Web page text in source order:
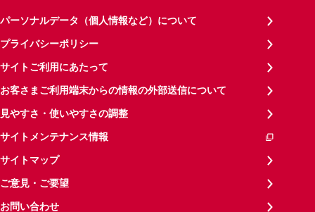
パーソナルデータ（個人情報など）について
プライバシーポリシー
サイトご利用にあたって
お客さまご利用端末からの情報の外部送信について
見やすさ・使いやすさの調整
サイトメンテナンス情報
サイトマップ
ご意見・ご要望
お問い合わせ